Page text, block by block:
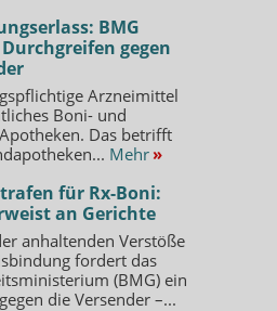
BMG
gegen
Arzneimittel
Boni- und
Das betrifft
Mehr »
für Rx-Boni:
an Gerichte
anhaltenden Verstöße
fordert das
(BMG) ein
die Versender –...